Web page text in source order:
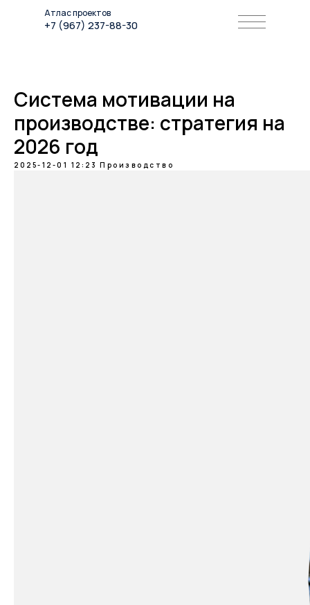
+7 (967) 237-88-30
Атлас проектов
Система мотивации на
производстве: стратегия на
2026 год
2025-12-01 12:23 Производство